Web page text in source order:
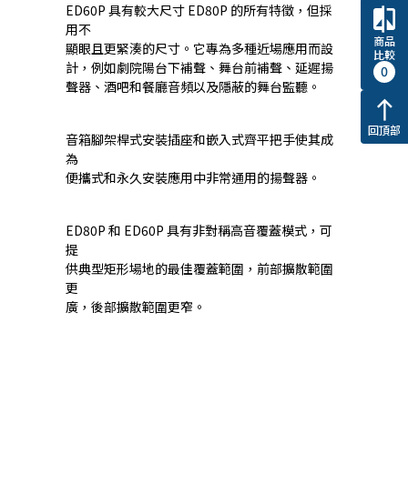
ED60P 具有較大尺寸 ED80P 的所有特徵，但採
用不
顯眼且更緊湊的尺寸。它專為多種近場應用而設
計，例如劇院陽台下補聲、舞台前補聲、延遲揚
聲器、酒吧和餐廳音頻以及隱蔽的舞台監聽。
音箱腳架桿式安裝插座和嵌入式齊平把手使其成
為
便攜式和永久安裝應用中非常通用的揚聲器。
ED80P 和 ED60P 具有非對稱高音覆蓋模式，可
提
供典型矩形場地的最佳覆蓋範圍，前部擴散範圍
更
廣，後部擴散範圍更窄。
compare
商品
比較
0
north
回頂部